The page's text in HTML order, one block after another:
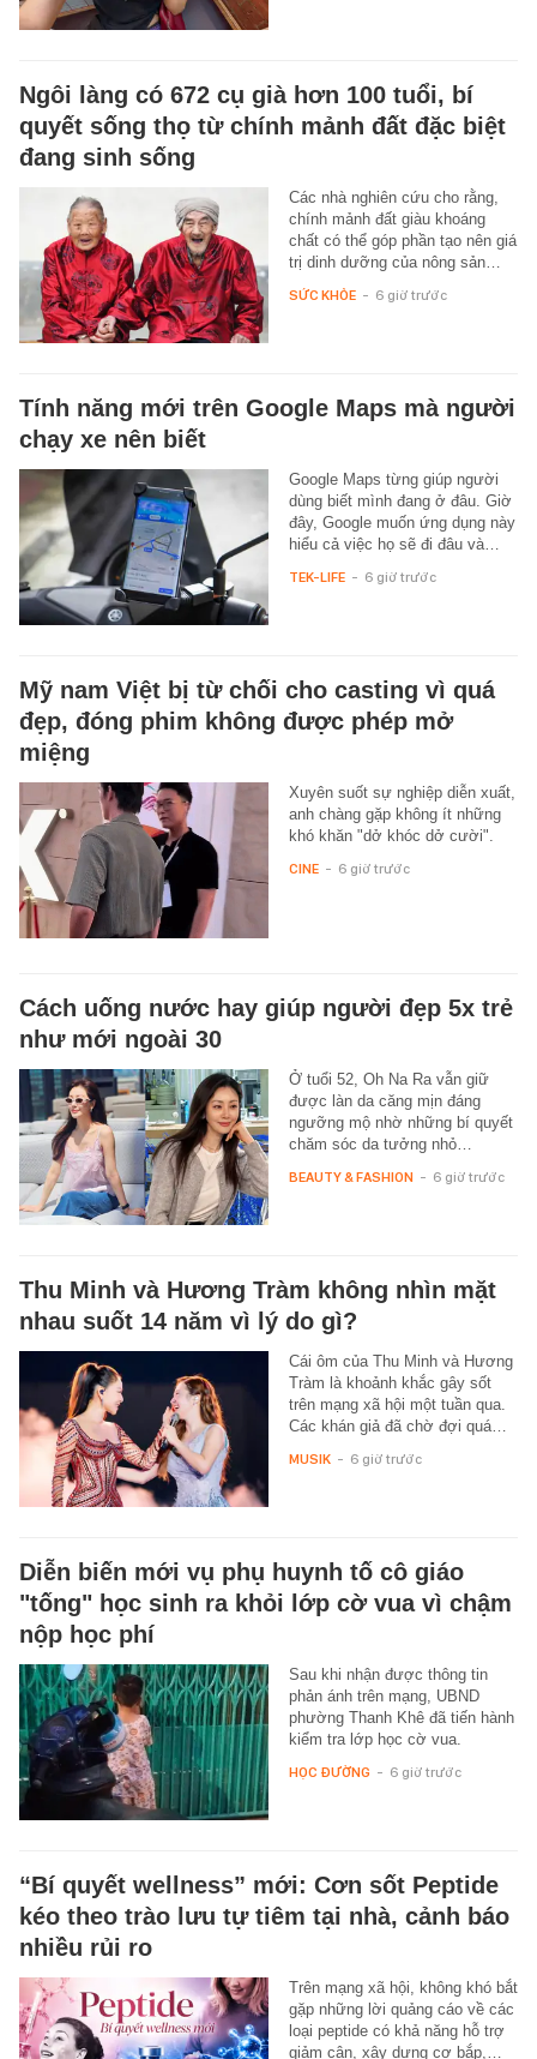
Ngôi làng có 672 cụ già hơn 100 tuổi, bí
quyết sống thọ từ chính mảnh đất đặc biệt
đang sinh sống
Các nhà nghiên cứu cho rằng,
chính mảnh đất giàu khoáng
chất có thể góp phần tạo nên giá
trị dinh dưỡng của nông sản…
SỨC KHỎE - 6 giờ trước
Tính năng mới trên Google Maps mà người
chạy xe nên biết
Google Maps từng giúp người
dùng biết mình đang ở đâu. Giờ
đây, Google muốn ứng dụng này
hiểu cả việc họ sẽ đi đâu và…
TEK-LIFE - 6 giờ trước
Mỹ nam Việt bị từ chối cho casting vì quá
đẹp, đóng phim không được phép mở
miệng
Xuyên suốt sự nghiệp diễn xuất,
anh chàng gặp không ít những
khó khăn "dở khóc dở cười".
CINE - 6 giờ trước
Cách uống nước hay giúp người đẹp 5x trẻ
như mới ngoài 30
Ở tuổi 52, Oh Na Ra vẫn giữ
được làn da căng mịn đáng
ngưỡng mộ nhờ những bí quyết
chăm sóc da tưởng nhỏ…
BEAUTY & FASHION - 6 giờ trước
Thu Minh và Hương Tràm không nhìn mặt
nhau suốt 14 năm vì lý do gì?
Cái ôm của Thu Minh và Hương
Tràm là khoảnh khắc gây sốt
trên mạng xã hội một tuần qua.
Các khán giả đã chờ đợi quá…
MUSIK - 6 giờ trước
Diễn biến mới vụ phụ huynh tố cô giáo
"tống" học sinh ra khỏi lớp cờ vua vì chậm
nộp học phí
Sau khi nhận được thông tin
phản ánh trên mạng, UBND
phường Thanh Khê đã tiến hành
kiểm tra lớp học cờ vua.
HỌC ĐƯỜNG - 6 giờ trước
“Bí quyết wellness” mới: Cơn sốt Peptide
kéo theo trào lưu tự tiêm tại nhà, cảnh báo
nhiều rủi ro
Trên mạng xã hội, không khó bắt
gặp những lời quảng cáo về các
loại peptide có khả năng hỗ trợ
giảm cân, xây dựng cơ bắp,…